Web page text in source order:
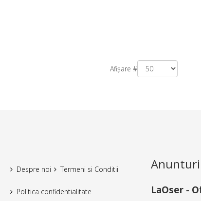
Afișare #
Despre noi Termeni si Conditii
Politica confidentialitate LaOser -